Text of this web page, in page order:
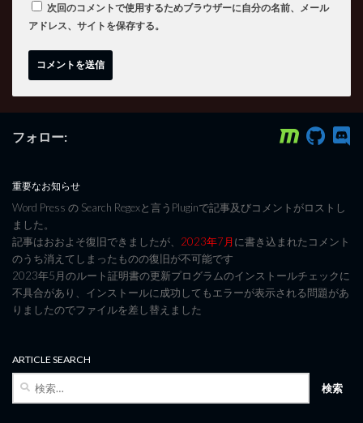
次回のコメントで使用するためブラウザーに自分の名前、メール
アドレス、サイトを保存する。
フォロー:
重要なお知らせ
Word Press の Search Regexと言うPluginで記事及びコメントがロストし
ました。
記事はおおよそ復旧できましたが、 2023年7月に書き込まれたコメント
のうち消えてしまったものの復旧が不可能です
2023年5月のルート証明書の更新プログラムのインストールチェックに
不具合があり、インストールに成功してもエラーが表示される問題があ
りましたのでファイルを差し替えました
ARTICLE SEARCH
検